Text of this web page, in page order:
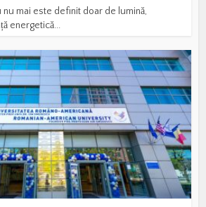
mai este definit doar de lumină,
energetică...